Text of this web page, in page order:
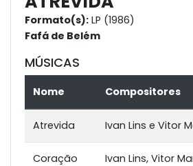
Formato(s): LP (1986)
Fafá de Belém
MÚSICAS
Nome Compositores
Atrevida Ivan Lins e Vitor
Coração
Ivan Lins, Vitor